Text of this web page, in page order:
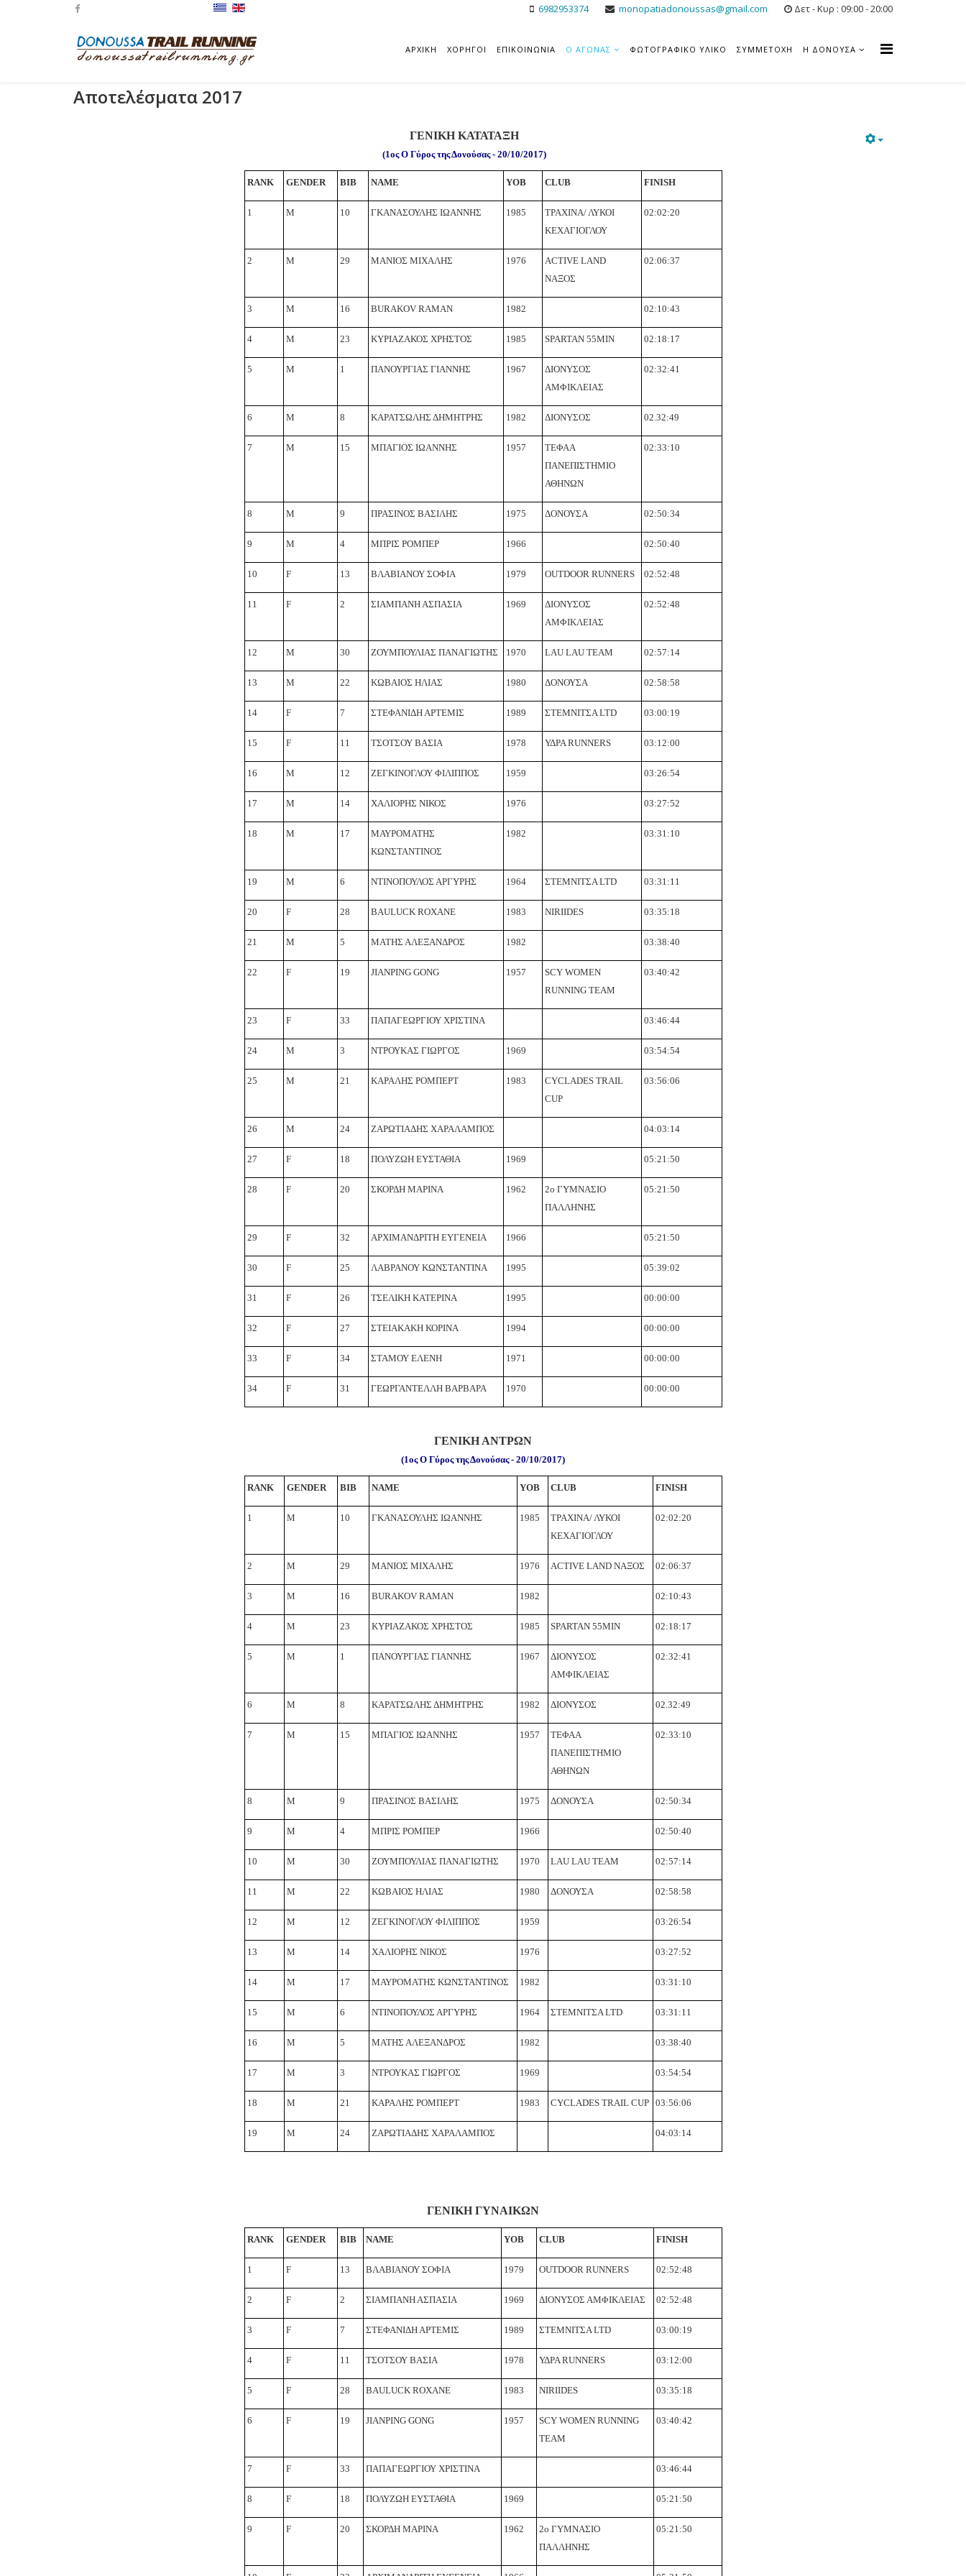
6982953374 monopatiadonoussas@gmail.com Δετ - Κυρ : 09:00 - 20:00
ΑΡΧΙΚΗ ΧΟΡΗΓΟΙ ΕΠΙΚΟΙΝΩΝΙΑ Ο ΑΓΩΝΑΣ ΦΩΤΟΓΡΑΦΙΚΟ ΥΛΙΚΟ ΣΥΜΜΕΤΟΧΗ Η ΔΟΝΟΥΣΑ
Αποτελέσματα 2017
ΓΕΝΙΚΗ ΚΑΤΑΤΑΞΗ
(1οςΟ Γύρος της Δονούσας - 20/10/2017)
RANK GENDER BIB NAME YOB CLUB FINISH
1 M 10 ΓΚΑΝΑΣΟΥΛΗΣ ΙΩΑΝΝΗΣ 1985
ΤΡΑΧΙΝΑ/ ΛΥΚΟΙ
ΚΕΧΑΓΙΟΓΛΟΥ
02:02:20
2 M 29 ΜΑΝΙΟΣ ΜΙΧΑΛΗΣ 1976
ACTIVE LAND
ΝΑΞΟΣ
02:06:37
3 M 16 BURAKOV RAMAN 1982 02:10:43
4 M 23 ΚΥΡΙΑΖΑΚΟΣ ΧΡΗΣΤΟΣ 1985 SPARTAN 55MIN 02:18:17
5 M 1 ΠΑΝΟΥΡΓΙΑΣ ΓΙΑΝΝΗΣ 1967
ΔΙΟΝΥΣΟΣ
ΑΜΦΙΚΛΕΙΑΣ
02:32:41
6 M 8 ΚΑΡΑΤΣΩΛΗΣ ΔΗΜΗΤΡΗΣ 1982 ΔΙΟΝΥΣΟΣ 02.32:49
7 Μ 15 ΜΠΑΓΙΟΣ ΙΩΑΝΝΗΣ 1957
ΤΕΦΑΑ
ΠΑΝΕΠΙΣΤΗΜΙΟ
ΑΘΗΝΩΝ
02:33:10
8 M 9 ΠΡΑΣΙΝΟΣ ΒΑΣΙΛΗΣ 1975 ΔΟΝΟΥΣΑ 02:50:34
9 M 4 ΜΠΡΙΣ ΡΟΜΠΕΡ 1966 02:50:40
10 F 13 ΒΛΑΒΙΑΝΟΥ ΣΟΦΙΑ 1979 OUTDOOR RUNNERS 02:52:48
11 F 2 ΣΙΑΜΠΑΝΗ ΑΣΠΑΣΙΑ 1969
ΔΙΟΝΥΣΟΣ
ΑΜΦΙΚΛΕΙΑΣ
02:52:48
12 M 30 ΖΟΥΜΠΟΥΛΙΑΣ ΠΑΝΑΓΙΩΤΗΣ 1970 LAU LAU TEAM 02:57:14
13 M 22 ΚΩΒΑΙΟΣ ΗΛΙΑΣ 1980 ΔΟΝΟΥΣΑ 02:58:58
14 F 7 ΣΤΕΦΑΝΙΔΗ ΑΡΤΕΜΙΣ 1989 ΣΤΕΜΝΙΤΣΑ LTD 03:00:19
15 F 11 ΤΣΟΤΣΟΥ ΒΑΣΙΑ 1978 ΥΔΡΑ RUNNERS 03:12:00
16 Μ 12 ΖΕΓΚΙΝΟΓΛΟΥ ΦΙΛΙΠΠΟΣ 1959 03:26:54
17 M 14 ΧΑΛΙΟΡΗΣ ΝΙΚΟΣ 1976 03:27:52
18 M 17
ΜΑΥΡΟΜΑΤΗΣ
ΚΩΝΣΤΑΝΤΙΝΟΣ
1982 03:31:10
19 M 6 ΝΤΙΝΟΠΟΥΛΟΣ ΑΡΓΥΡΗΣ 1964 ΣΤΕΜΝΙΤΣΑ LTD 03:31:11
20 F 28 BAULUCK ROXANE 1983 NIRIIDES 03:35:18
21 M 5 ΜΑΤΗΣ ΑΛΕΞΑΝΔΡΟΣ 1982 03:38:40
22 F 19 JIANPING GONG 1957
SCY WOMEN
RUNNING TEAM
03:40:42
23 F 33 ΠΑΠΑΓΕΩΡΓΙΟΥ ΧΡΙΣΤΙΝΑ 03:46:44
24 M 3 ΝΤΡΟΥΚΑΣ ΓΙΩΡΓΟΣ 1969 03:54:54
25 M 21 ΚΑΡΑΛΗΣ ΡΟΜΠΕΡΤ 1983
CYCLADES TRAIL
CUP
03:56:06
26 M 24 ΖΑΡΩΤΙΑΔΗΣ ΧΑΡΑΛΑΜΠΟΣ 04:03:14
27 F 18 ΠΟΛΥΖΩΗ ΕΥΣΤΑΘΙΑ 1969 05:21:50
28 F 20 ΣΚΟΡΔΗ ΜΑΡΙΝΑ 1962
2ο ΓΥΜΝΑΣΙΟ
ΠΑΛΛΗΝΗΣ
05:21:50
29 F 32 ΑΡΧΙΜΑΝΔΡΙΤΗ ΕΥΓΕΝΕΙΑ 1966 05:21:50
30 F 25 ΛΑΒΡΑΝΟΥ ΚΩΝΣΤΑΝΤΙΝΑ 1995 05:39:02
31 F 26 ΤΣΕΛΙΚΗ ΚΑΤΕΡΙΝΑ 1995 00:00:00
32 F 27 ΣΤΕΙΑΚΑΚΗ ΚΟΡΙΝΑ 1994 00:00:00
33 F 34 ΣΤΑΜΟΥ ΕΛΕΝΗ 1971 00:00:00
34 F 31 ΓΕΩΡΓΑΝΤΕΛΛΗ ΒΑΡΒΑΡΑ 1970 00:00:00
ΓΕΝΙΚΗ ΑΝΤΡΩΝ
(1οςΟ Γύρος της Δονούσας - 20/10/2017)
RANK GENDER BIB NAME YOB CLUB FINISH
1 M 10 ΓΚΑΝΑΣΟΥΛΗΣ ΙΩΑΝΝΗΣ 1985
ΤΡΑΧΙΝΑ/ ΛΥΚΟΙ
ΚΕΧΑΓΙΟΓΛΟΥ
02:02:20
2 M 29 ΜΑΝΙΟΣ ΜΙΧΑΛΗΣ 1976 ACTIVE LAND ΝΑΞΟΣ 02:06:37
3 M 16 BURAKOV RAMAN 1982 02:10:43
4 M 23 ΚΥΡΙΑΖΑΚΟΣ ΧΡΗΣΤΟΣ 1985 SPARTAN 55MIN 02:18:17
5 M 1 ΠΑΝΟΥΡΓΙΑΣ ΓΙΑΝΝΗΣ 1967
ΔΙΟΝΥΣΟΣ
ΑΜΦΙΚΛΕΙΑΣ
02:32:41
6 M 8 ΚΑΡΑΤΣΩΛΗΣ ΔΗΜΗΤΡΗΣ 1982 ΔΙΟΝΥΣΟΣ 02.32:49
7 Μ 15 ΜΠΑΓΙΟΣ ΙΩΑΝΝΗΣ 1957
ΤΕΦΑΑ
ΠΑΝΕΠΙΣΤΗΜΙΟ
ΑΘΗΝΩΝ
02:33:10
8 M 9 ΠΡΑΣΙΝΟΣ ΒΑΣΙΛΗΣ 1975 ΔΟΝΟΥΣΑ 02:50:34
9 M 4 ΜΠΡΙΣ ΡΟΜΠΕΡ 1966 02:50:40
10 M 30 ΖΟΥΜΠΟΥΛΙΑΣ ΠΑΝΑΓΙΩΤΗΣ 1970 LAU LAU TEAM 02:57:14
11 M 22 ΚΩΒΑΙΟΣ ΗΛΙΑΣ 1980 ΔΟΝΟΥΣΑ 02:58:58
12 Μ 12 ΖΕΓΚΙΝΟΓΛΟΥ ΦΙΛΙΠΠΟΣ 1959 03:26:54
13 M 14 ΧΑΛΙΟΡΗΣ ΝΙΚΟΣ 1976 03:27:52
14 M 17 ΜΑΥΡΟΜΑΤΗΣ ΚΩΝΣΤΑΝΤΙΝΟΣ 1982 03:31:10
15 M 6 ΝΤΙΝΟΠΟΥΛΟΣ ΑΡΓΥΡΗΣ 1964 ΣΤΕΜΝΙΤΣΑ LTD 03:31:11
16 M 5 ΜΑΤΗΣ ΑΛΕΞΑΝΔΡΟΣ 1982 03:38:40
17 M 3 ΝΤΡΟΥΚΑΣ ΓΙΩΡΓΟΣ 1969 03:54:54
18 M 21 ΚΑΡΑΛΗΣ ΡΟΜΠΕΡΤ 1983 CYCLADES TRAIL CUP 03:56:06
19 M 24 ΖΑΡΩΤΙΑΔΗΣ ΧΑΡΑΛΑΜΠΟΣ 04:03:14
ΓΕΝΙΚΗ ΓΥΝΑΙΚΩΝ
RANK GENDER BIB NAME YOB CLUB FINISH
1 F 13 ΒΛΑΒΙΑΝΟΥ ΣΟΦΙΑ 1979 OUTDOOR RUNNERS 02:52:48
2 F 2 ΣΙΑΜΠΑΝΗ ΑΣΠΑΣΙΑ 1969 ΔΙΟΝΥΣΟΣ ΑΜΦΙΚΛΕΙΑΣ 02:52:48
3 F 7 ΣΤΕΦΑΝΙΔΗ ΑΡΤΕΜΙΣ 1989 ΣΤΕΜΝΙΤΣΑ LTD 03:00:19
4 F 11 ΤΣΟΤΣΟΥ ΒΑΣΙΑ 1978 ΥΔΡΑ RUNNERS 03:12:00
5 F 28 BAULUCK ROXANE 1983 NIRIIDES 03:35:18
6 F 19 JIANPING GONG 1957
SCY WOMEN RUNNING
TEAM
03:40:42
7 F 33 ΠΑΠΑΓΕΩΡΓΙΟΥ ΧΡΙΣΤΙΝΑ 03:46:44
8 F 18 ΠΟΛΥΖΩΗ ΕΥΣΤΑΘΙΑ 1969 05:21:50
9 F 20 ΣΚΟΡΔΗ ΜΑΡΙΝΑ 1962
2ο ΓΥΜΝΑΣΙΟ
ΠΑΛΛΗΝΗΣ
05:21:50